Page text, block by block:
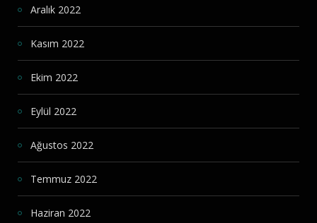
Aralık 2022
Kasım 2022
Ekim 2022
Eylül 2022
Ağustos 2022
Temmuz 2022
Haziran 2022